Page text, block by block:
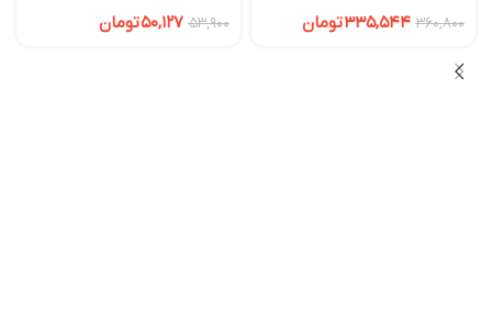
360,800
335,544تومان 53,900
50,127تومان